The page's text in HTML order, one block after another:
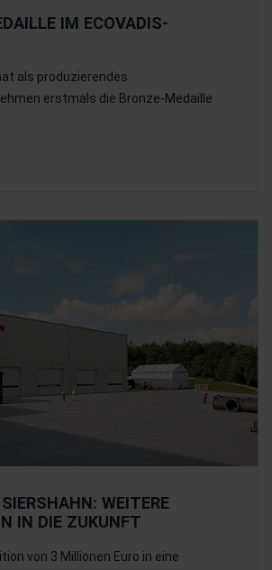
IM ECOVADIS-
als produzierendes
erstmals die Bronze-Medaille
WEITERE
IN DIE ZUKUNFT
von 3 Millionen Euro in eine